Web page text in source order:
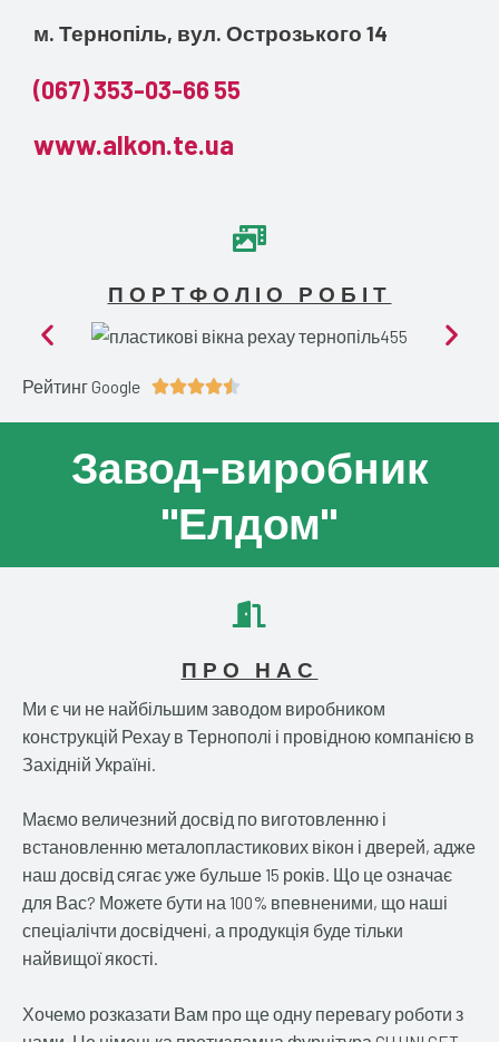
м. Тернопіль, вул. Острозького 14
(067) 353-03-66 55
www.alkon.te.ua
ПОРТФОЛІО РОБІТ
Рейтинг Google 
/
Завод-виробник
"Елдом"
ПРО НАС
Ми є чи не найбільшим заводом виробником
конструкцій Рехау в Тернополі і провідною компанією в
Західній Україні.
Маємо величезний досвід по виготовленню і
встановленню металопластикових вікон і дверей, адже
наш досвід сягає уже бульше 15 років. Що це означає
для Вас? Можете бути на 100% впевненими, що наші
спеціалічти досвідчені, а продукція буде тільки
найвищої якості.
Хочемо розказати Вам про ще одну перевагу роботи з